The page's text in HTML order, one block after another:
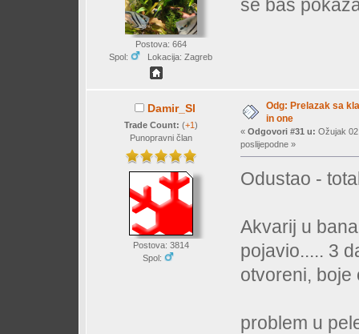
Postova: 664
Spol:
Lokacija: Zagreb
se baš
Damir_Sl
Trade Count: (+1 )
Punopravni član
Postova: 3814
Spol:
Odg: Prelazak sa
in one
« Odgovori #31 u: Ožujak
poslijepodne »
Odustao -
Akvarij u
pojavio..... 3
otvoreni, boje
problem u